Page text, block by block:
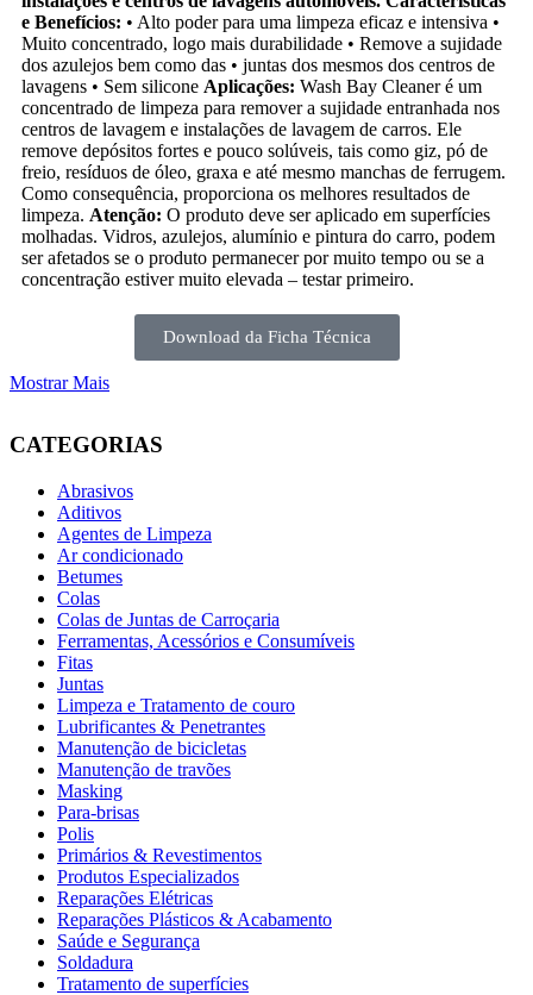
e Benefícios: • Alto poder para uma limpeza eficaz e intensiva •
Muito concentrado, logo mais durabilidade • Remove a sujidade
dos azulejos bem como das • juntas dos mesmos dos centros de
lavagens • Sem silicone Aplicações: Wash Bay Cleaner é um
concentrado de limpeza para remover a sujidade entranhada nos
centros de lavagem e instalações de lavagem de carros. Ele
remove depósitos fortes e pouco solúveis, tais como giz, pó de
freio, resíduos de óleo, graxa e até mesmo manchas de ferrugem.
Como consequência, proporciona os melhores resultados de
limpeza. Atenção: O produto deve ser aplicado em superfícies
molhadas. Vidros, azulejos, alumínio e pintura do carro, podem
ser afetados se o produto permanecer por muito tempo ou se a
concentração estiver muito elevada – testar primeiro.
Download da Ficha Técnica
Mostrar Mais
CATEGORIAS
Abrasivos
Aditivos
Agentes de Limpeza
Ar condicionado
Betumes
Colas
Colas de Juntas de Carroçaria
Ferramentas, Acessórios e Consumíveis
Fitas
Juntas
Limpeza e Tratamento de couro
Lubrificantes & Penetrantes
Manutenção de bicicletas
Manutenção de travões
Masking
Para-brisas
Polis
Primários & Revestimentos
Produtos Especializados
Reparações Elétricas
Reparações Plásticos & Acabamento
Saúde e Segurança
Soldadura
Tratamento de superfícies